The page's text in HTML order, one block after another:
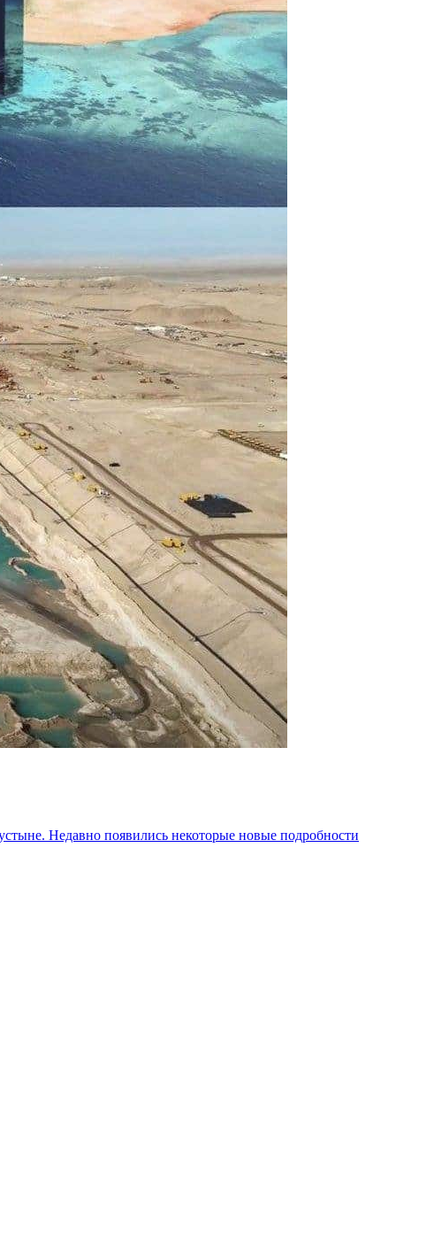
Недавно появились некоторые новые подробности